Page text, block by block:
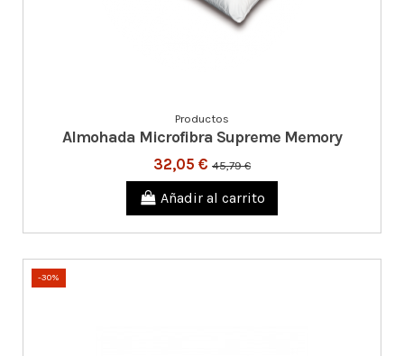
Productos
Almohada Microfibra Supreme Memory
32,05 € 45,79 €
Añadir al carrito
-30%